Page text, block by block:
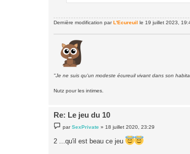
Dernière modification parL'Ecureuil le 19 juillet 2023,
"Je ne suis qu'un modeste écureuil vivant dans son
Nutz pour les intimes.
Re: Le jeu du 10
e
s
parSexPrivate » 18 juillet 2020, 23:29
2 ...qu'il est beau ce jeu